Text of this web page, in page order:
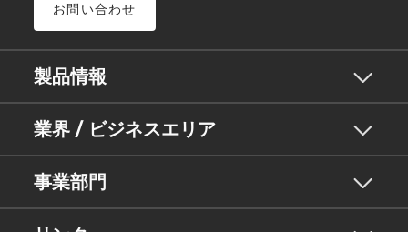
お問い合わせ
製品情報
業界 / ビジネスエリア
事業部門